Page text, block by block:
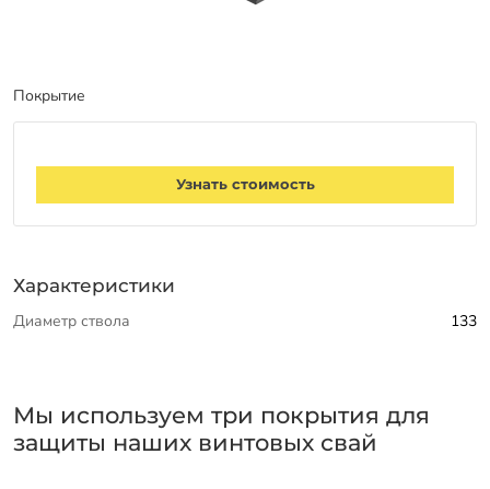
Покрытие
Узнать стоимость
Характеристики
Диаметр ствола 133
Мы используем три покрытия для
защиты наших винтовых свай